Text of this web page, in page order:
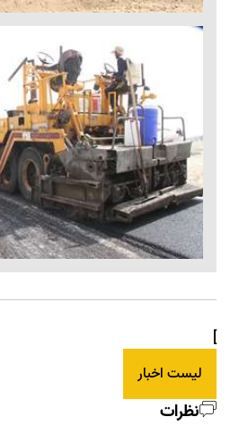
]
لیست اخبار
نظرات